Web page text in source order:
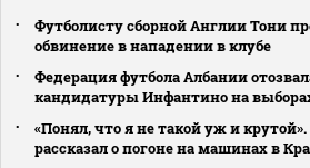
Футболисту сборной Англии Тони
обвинение в нападении в клубе
Федерация футбола Албании
кандидатуры Инфантино на
«Понял, что я не такой уж и
рассказал о погоне на машинах в